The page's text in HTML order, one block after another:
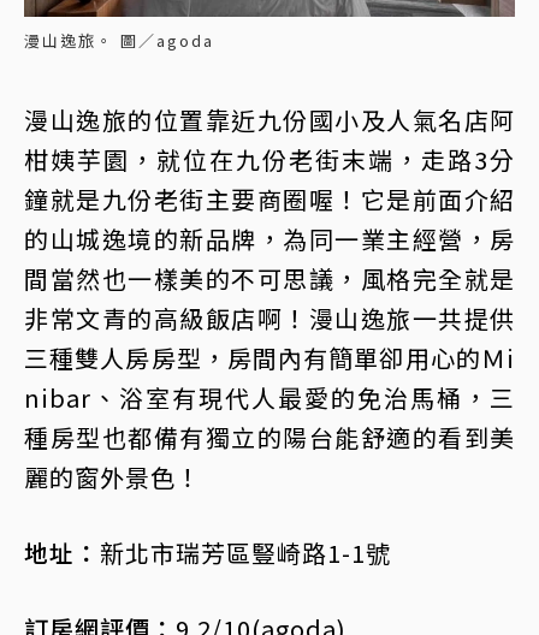
漫山逸旅。 圖／agoda
漫山逸旅的位置靠近九份國小及人氣名店阿
柑姨芋園，就位在九份老街末端，走路3分
鐘就是九份老街主要商圈喔！它是前面介紹
的山城逸境的新品牌，為同一業主經營，房
間當然也一樣美的不可思議，風格完全就是
非常文青的高級飯店啊！漫山逸旅一共提供
三種雙人房房型，房間內有簡單卻用心的Ｍi
nibar、浴室有現代人最愛的免治馬桶，三
種房型也都備有獨立的陽台能舒適的看到美
麗的窗外景色！
地址： 新北市瑞芳區豎崎路1-1號
訂房網評價： 9.2/10(agoda)